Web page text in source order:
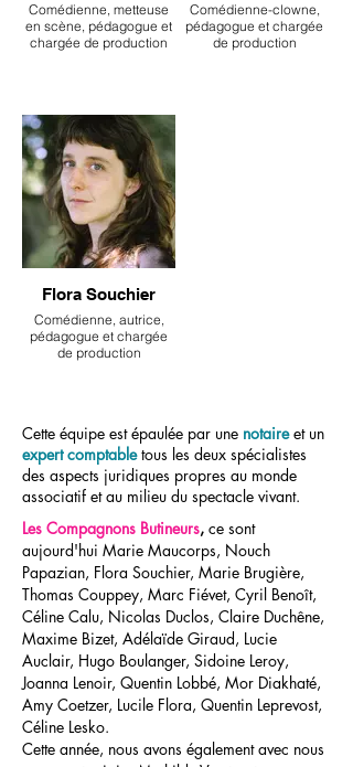
Comédienne, metteuse
en scène, pédagogue et
chargée de production
Comédienne-clowne,
pédagogue et chargée
de production
Flora Souchier
Comédienne, autrice,
pédagogue et chargée
de production
Cette équipe est épaulée par une notaireet un
expert comptabletous les deux spécialistes
des aspects juridiques propres au monde
associatif et au milieu du spectacle vivant.
Les Compagnons Butineurs, ce sont
aujourd'hui Marie Maucorps, Nouch
Papazian, Flora Souchier, Marie Brugière,
Thomas Couppey, Marc Fiévet, Cyril Benoît,
Céline Calu, Nicolas Duclos, Claire Duchêne,
Maxime Bizet, Adélaïde Giraud, Lucie
Auclair, Hugo Boulanger, Sidoine Leroy,
Joanna Lenoir, Quentin Lobbé, Mor Diakhaté,
Amy Coetzer, Lucile Flora, Quentin Leprevost,
Céline Lesko.
Cette année, nous avons également avec nous